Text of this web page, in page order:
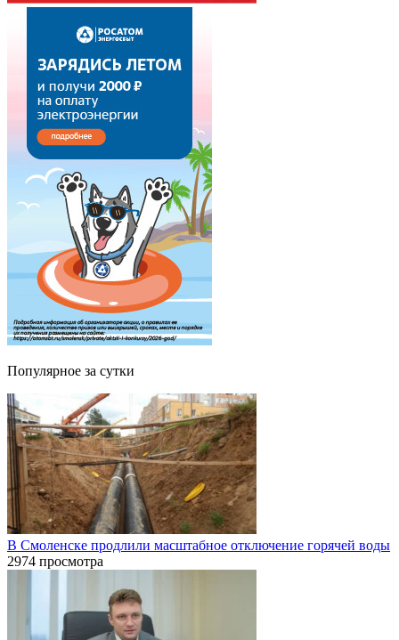
Популярное за сутки
В Смоленске продлили масштабное отключение горячей воды
2974 просмотра